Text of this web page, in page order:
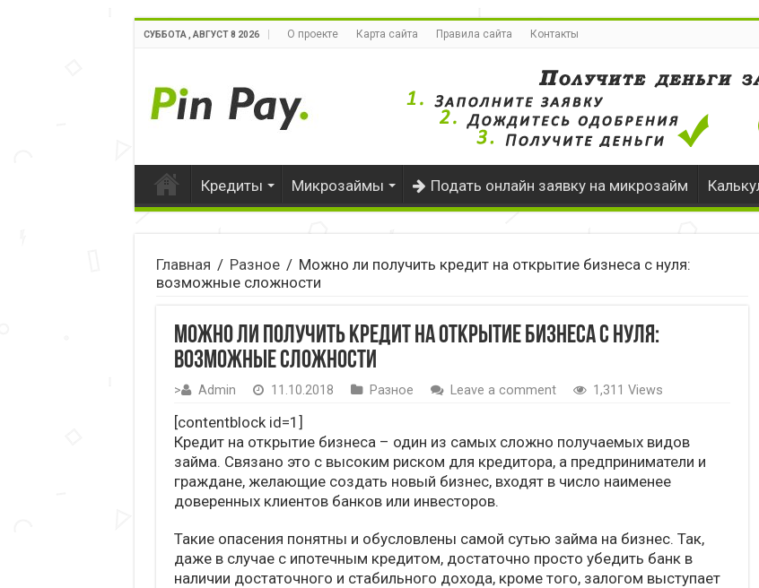
СУББОТА , АВГУСТ 8 2026 О проекте Карта сайта Правила сайта Контакты
Кредиты Микрозаймы Подать онлайн заявку на микрозайм
Главная / Разное / Можно ли получить кредит на открытие бизнеса с нуля:
возможные сложности
Можно ли получить кредит на открытие бизнеса с нуля:
возможные сложности
> Admin 11.10.2018 Разное Leave a comment 1,311 Views
[contentblock id=1]
Кредит на открытие бизнеса – один из самых сложно получаемых видов
займа. Связано это с высоким риском для кредитора, а предприниматели и
граждане, желающие создать новый бизнес, входят в число наименее
доверенных клиентов банков или инвесторов.
Такие опасения понятны и обусловлены самой сутью займа на бизнес. Так,
даже в случае с ипотечным кредитом, достаточно просто убедить банк в
наличии достаточного и стабильного дохода, кроме того, залогом выступает